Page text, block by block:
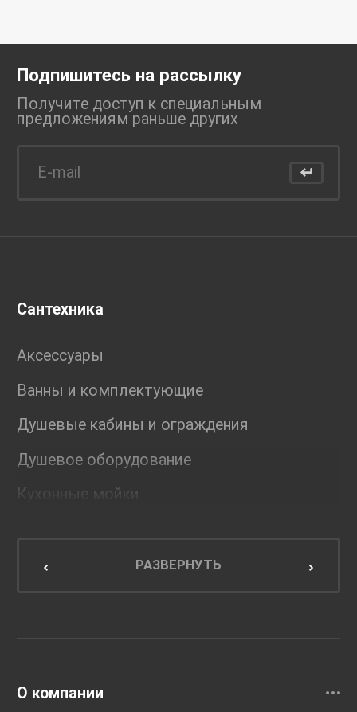
Подпишитесь на рассылку
Получите доступ к специальным
предложениям раньше других
Сантехника
Аксессуары
Ванны и комплектующие
Душевые кабины и ограждения
Душевое оборудование
Кухонные мойки
Мебель для кухниРАЗВЕРНУТЬ
О компании